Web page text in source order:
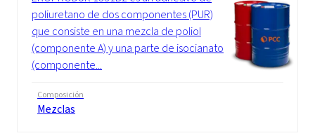
poliuretano de dos componentes (PUR)
que consiste en una mezcla de poliol
(componente A) y una parte de isocianato
(componente...
Composición
Mezclas